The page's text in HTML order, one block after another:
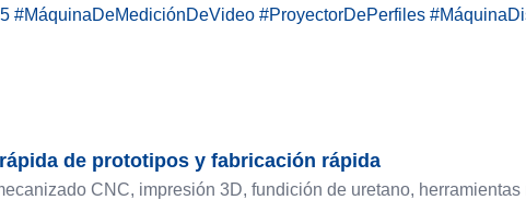
#MáquinaDeMediciónDeVideo #ProyectorDePerfiles
de prototipos y fabricación rápida
CNC, impresión 3D, fundición de uretano,